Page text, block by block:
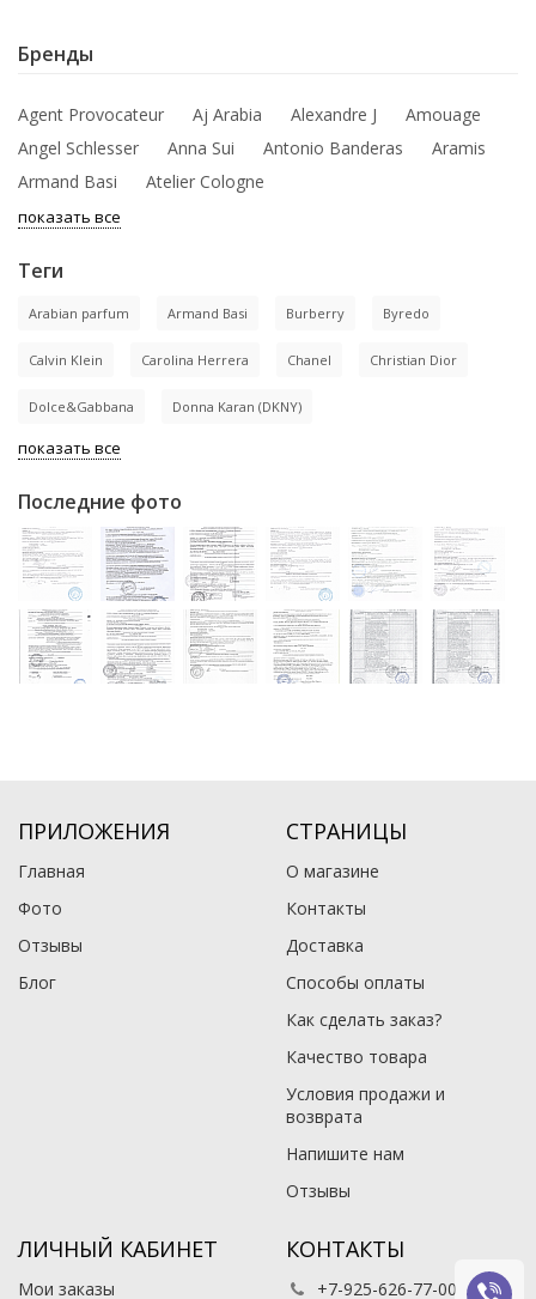
Бренды
Agent Provocateur Aj Arabia Alexandre J
Amouage
Angel Schlesser
Anna Sui Antonio Banderas
Aramis
Armand Basi
Atelier Cologne
показать все
Теги
Arabian parfum Armand Basi Burberry Byredo
Calvin Klein Carolina Herrera Chanel Christian Dior
Dolce&Gabbana Donna Karan (DKNY)
показать все
Последние фото
ПРИЛОЖЕНИЯ
Главная
Фото
Отзывы
Блог
СТРАНИЦЫ
О магазине
Контакты
Доставка
Способы оплаты
Как сделать заказ?
Качество товара
Условия продажи и
возврата
Напишите нам
Отзывы
ЛИЧНЫЙ КАБИНЕТ
Мои заказы
КОНТАКТЫ
+7-925-626-77-00